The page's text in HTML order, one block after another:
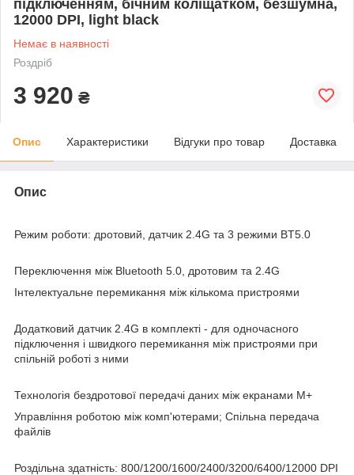
підключенням, бічним коліщатком, безшумна,
12000 DPI, light black
Немає в наявності
Роздріб
3 920 ₴
Опис Характеристики Відгуки про товар Доставка
Опис
Режим роботи: дротовий, датчик 2.4G та 3 режими BT5.0
Переключення між Bluetooth 5.0, дротовим та 2.4G
Інтелектуальне перемикання між кількома пристроями
Додатковий датчик 2.4G в комплекті - для одночасного
підключення і швидкого перемикання між пристроями при
спільній роботі з ними
Технологія бездротової передачі даних між екранами M+
Управління роботою між комп'ютерами; Спільна передача
файлів
Роздільна здатність: 800/1200/1600/2400/3200/6400/12000 DPI